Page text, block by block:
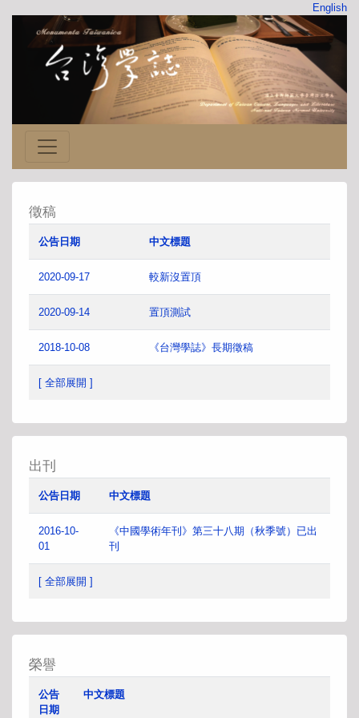
English
徵稿
公告日期 中文標題
2020-09-17 較新沒置頂
2020-09-14 置頂測試
2018-10-08 《台灣學誌》長期徵稿
[ 全部展開 ]
出刊
公告日期 中文標題
2016-10-
01
《中國學術年刊》第三十八期（秋季號）已出
刊
[ 全部展開 ]
榮譽
公告
日期
中文標題